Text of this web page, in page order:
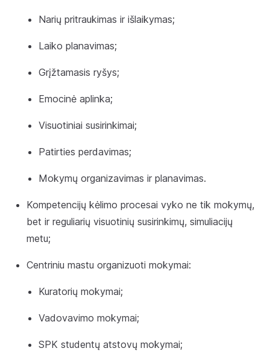
Narių pritraukimas ir išlaikymas;
Laiko planavimas;
Grįžtamasis ryšys;
Emocinė aplinka;
Visuotiniai susirinkimai;
Patirties perdavimas;
Mokymų organizavimas ir planavimas.
Kompetencijų kėlimo procesai vyko ne tik mokymų,
bet ir reguliarių visuotinių susirinkimų, simuliacijų
metu;
Centriniu mastu organizuoti mokymai:
Kuratorių mokymai;
Vadovavimo mokymai;
SPK studentų atstovų mokymai;